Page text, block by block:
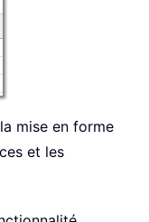
mise en forme
et les